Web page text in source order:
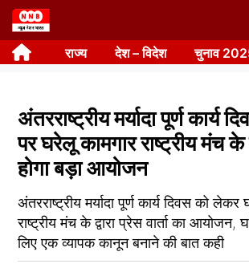
Skip
to
content राज्य देश – विदेश चुनाव
अंतरराष्ट्रीय मर्यादा पूर्ण कार्य
पर घरेलू कामगार राष्ट्रीय मंच के
होगा बड़ा आयोजन
अंतरराष्ट्रीय मर्यादा पूर्ण कार्य दिवस को
राष्ट्रीय मंच के द्वारा प्रेस वार्ता का आयोजन,
लिए एक व्यापक कानून बनाने की बात कही